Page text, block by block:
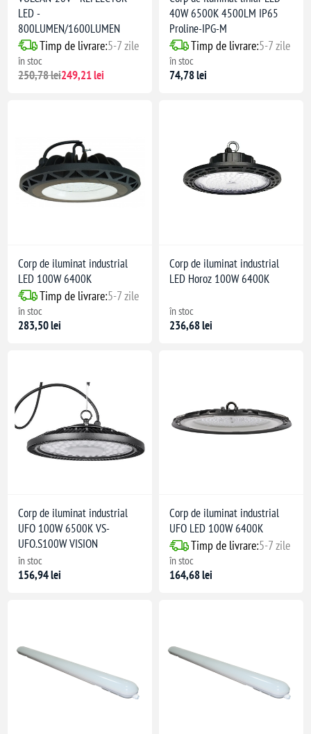
LED -
800LUMEN/1600LUMEN
Timp de livrare:5-7 zile
în stoc
250,78 lei249,21 lei
40W 6500K 4500LM IP65
Proline-IPG-M
Timp de livrare:5-7 zile
în stoc
74,78 lei
Corp de iluminat industrial
LED 100W 6400K
Timp de livrare:5-7 zile
în stoc
283,50 lei
Corp de iluminat industrial
LED Horoz 100W 6400K
în stoc
236,68 lei
Corp de iluminat industrial
UFO 100W 6500K VS-
UFO.S100W VISION
în stoc
156,94 lei
Corp de iluminat industrial
UFO LED 100W 6400K
Timp de livrare:5-7 zile
în stoc
164,68 lei